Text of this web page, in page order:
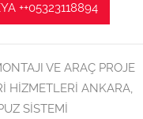
++05323118894
VE ARAÇ PROJE
HİZMETLERİ ANKARA
SİSTEMİ